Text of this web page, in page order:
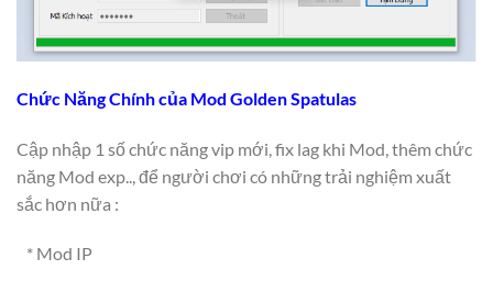
Chức Năng Chính của Mod Golden Spatulas
Cập nhập 1 số chức năng vip mới, fix lag khi Mod, thêm chức
năng Mod exp.., để người chơi có những trải nghiệm xuất
sắc hơn nữa :
* Mod IP